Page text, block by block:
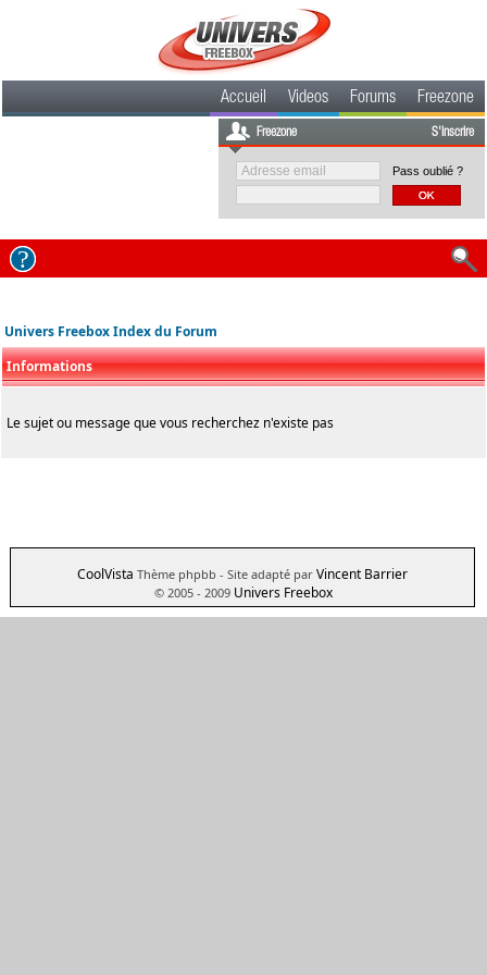
Accueil Videos Forums Freezone
Freezone S'inscrire
Pass oublié ?
Univers Freebox Index du Forum
Informations
Le sujet ou message que vous recherchez n'existe pas
CoolVista Thème phpbb - Site adapté par Vincent Barrier
© 2005 - 2009 Univers Freebox